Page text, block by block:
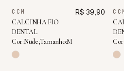
CCM
CALCINHA FIO
DENTAL
Cor:Nude;Tamanho:M
R$ 39,90